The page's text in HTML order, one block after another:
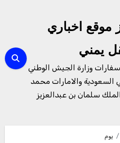
موقع اخباري
يمني
وزارة الجيش الوطني
السعودية والامارات محمد
سلمان بن عبدالعزيز
يوم